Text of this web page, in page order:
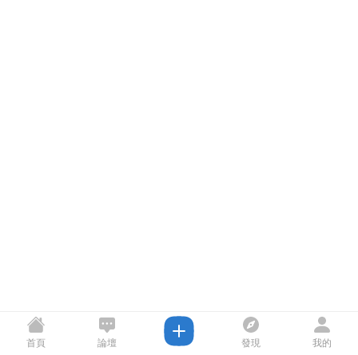
首頁 論壇 發現 我的